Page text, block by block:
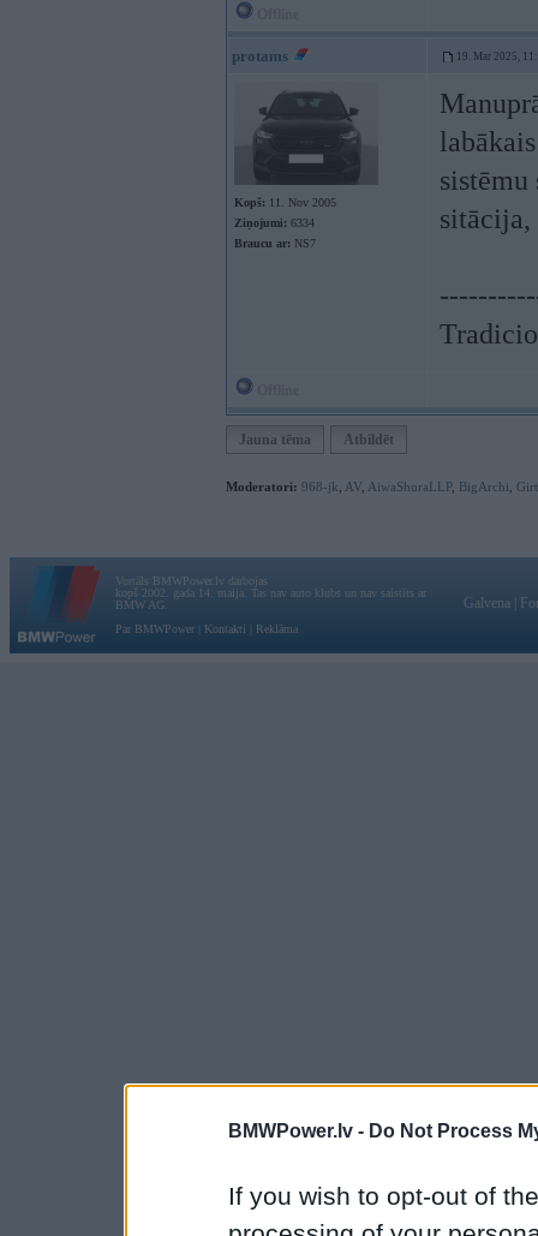
BMWPower.lv - Do Not Process
If you wish to opt-out of
protams 19. Mar 2025,
Kopš: 11. Nov 2005
Ziņojumi: 6334
Braucu ar: NS7
sitācija,
Jauna tēma Atbildēt
Moderatori: 968-jk AV AiwaShuraLLP, BigArchi
Vortāls BMWPower.lv darbojas
kopš 2002. gada 14. maija. Tas nav auto klubs un nav saistīts ar
BMW AG.
Par BMWPower
Kontakti Reklāma
Galvena